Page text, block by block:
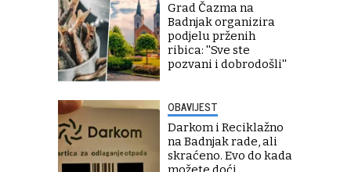
Grad Čazma na
Badnjak organizira
podjelu prženih
ribica: ''Sve ste
pozvani i dobrodošli''
OBAVIJEST
Darkom i Reciklažno
na Badnjak rade, ali
skraćeno. Evo do kada